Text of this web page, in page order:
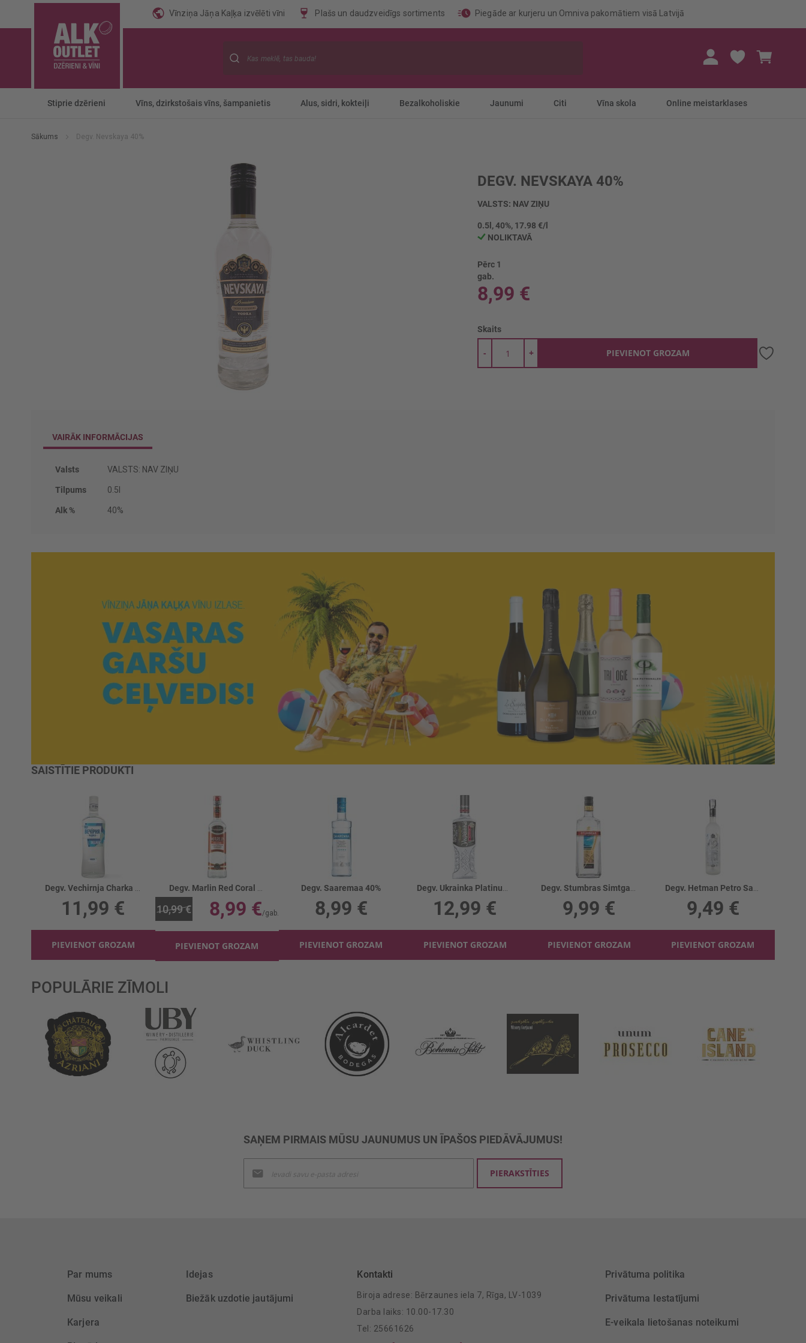
Vīnziņa Jāņa Kaļķa izvēlēti vīni Plašs un daudzveidīgs sortiments Piegāde ar kurjeru un Omniva pakomātiem visā Latvijā
Stiprie dzērieni Vīns, dzirkstošais vīns, šampanietis Alus, sidri, kokteiļi Bezalkoholiskie Jaunumi Citi Vīna skola Online meistarklases
Sākums Degv. Nevskaya 40%
DEGV. NEVSKAYA 40%
sākumu
VALSTS: NAV ZIŅU
0.5l, 40%, 17.98 €/l
NOLIKTAVĀ
Pērc 1
gab.
8,99 €
Skaits
+
- PIEVIENOT GROZAM
VAIRĀK INFORMĀCIJAS
Vairāk
Valsts VALSTS: NAV ZIŅU
Tilpums 0.5l
Alk % 40%
SAISTĪTIE PRODUKTI
Degv. Vechirnja Charka Delikat 40%
11,99 €
PIEVIENOT GROZAM
Degv. Marlin Red Coral 40%
10,99 € 8,99 €
PIEVIENOT GROZAM
Degv. Saaremaa 40%
8,99 €
PIEVIENOT GROZAM
Degv. Ukrainka Platinum 40%
12,99 €
PIEVIENOT GROZAM
Degv. Stumbras Simtgades 40%
9,99 €
PIEVIENOT GROZAM
Degv. Hetman Petro Sagaydachny 40%
9,49 €
PIEVIENOT GROZAM
POPULĀRIE ZĪMOLI
SAŅEM PIRMAIS MŪSU JAUNUMUS UN ĪPAŠOS PIEDĀVĀJUMUS!
jaunumu
saņemšanai:
PIERAKSTĪTIES
Par mums
Mūsu veikali
Karjera
Idejas
Biežāk uzdotie jautājumi
Kontakti
Biroja adrese: Bērzaunes iela 7, Rīga, LV-1039
Darba laiks: 10.00-17.30
Tel: 25661626
Privātuma politika
Privātuma Iestatījumi
E-veikala lietošanas noteikumi